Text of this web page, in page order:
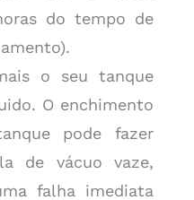
do tempo de
o seu tanque
O enchimento
pode fazer
de vácuo vaze,
falha imediata